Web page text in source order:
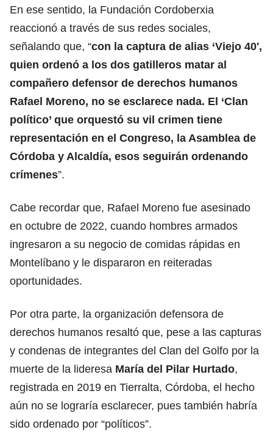
En ese sentido, la Fundación Cordoberxia
reaccionó a través de sus redes sociales,
señalando que, “con la captura de alias ‘Viejo 40′,
quien ordenó a los dos gatilleros matar al
compañero defensor de derechos humanos
Rafael Moreno, no se esclarece nada. El ‘Clan
político’ que orquestó su vil crimen tiene
representación en el Congreso, la Asamblea de
Córdoba y Alcaldía, esos seguirán ordenando
crímenes”.
Cabe recordar que, Rafael Moreno fue asesinado
en octubre de 2022, cuando hombres armados
ingresaron a su negocio de comidas rápidas en
Montelíbano y le dispararon en reiteradas
oportunidades.
Por otra parte, la organización defensora de
derechos humanos resaltó que, pese a las capturas
y condenas de integrantes del Clan del Golfo por la
muerte de la lideresa María del Pilar Hurtado,
registrada en 2019 en Tierralta, Córdoba, el hecho
aún no se lograría esclarecer, pues también habría
sido ordenado por “políticos”.